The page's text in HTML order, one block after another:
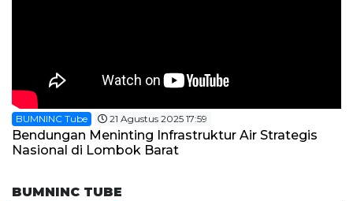
BUMNINC Tube 21 Agustus 2025 17:59
Bendungan Meninting Infrastruktur Air Strategis
Nasional di Lombok Barat
BUMNINC TUBE